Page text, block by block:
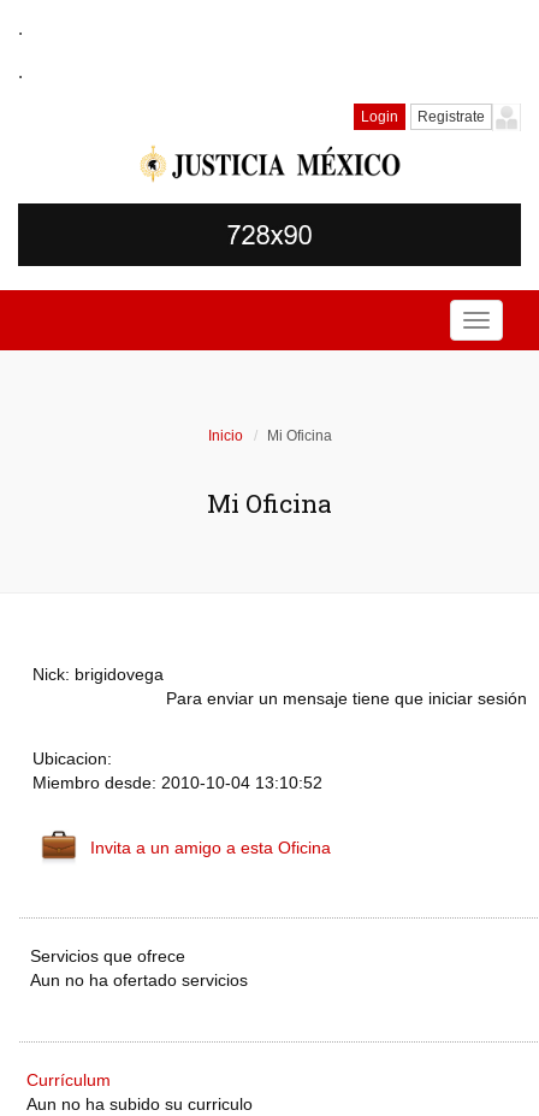
.
.
Login Registrate
Toggle
Inicio Mi Oficina
Mi Oficina
Nick: brigidovega
Para enviar un mensaje tiene que iniciar sesión
Ubicacion:
Miembro desde: 2010-10-04 13:10:52
Invita a un amigo a esta Oficina
Servicios que ofrece
Aun no ha ofertado servicios
Currículum
Aun no ha subido su curriculo